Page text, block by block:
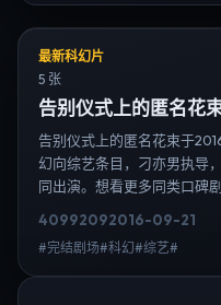
最新科幻片
5 张
告别仪式上的匿名花
告别仪式上的匿名花束于
幻向综艺条目，刁亦男执导
同出演。想看更多同类口碑
检索日韩电视剧、韩剧全集
40992092016-09-21
#完结剧场#科幻#综艺#